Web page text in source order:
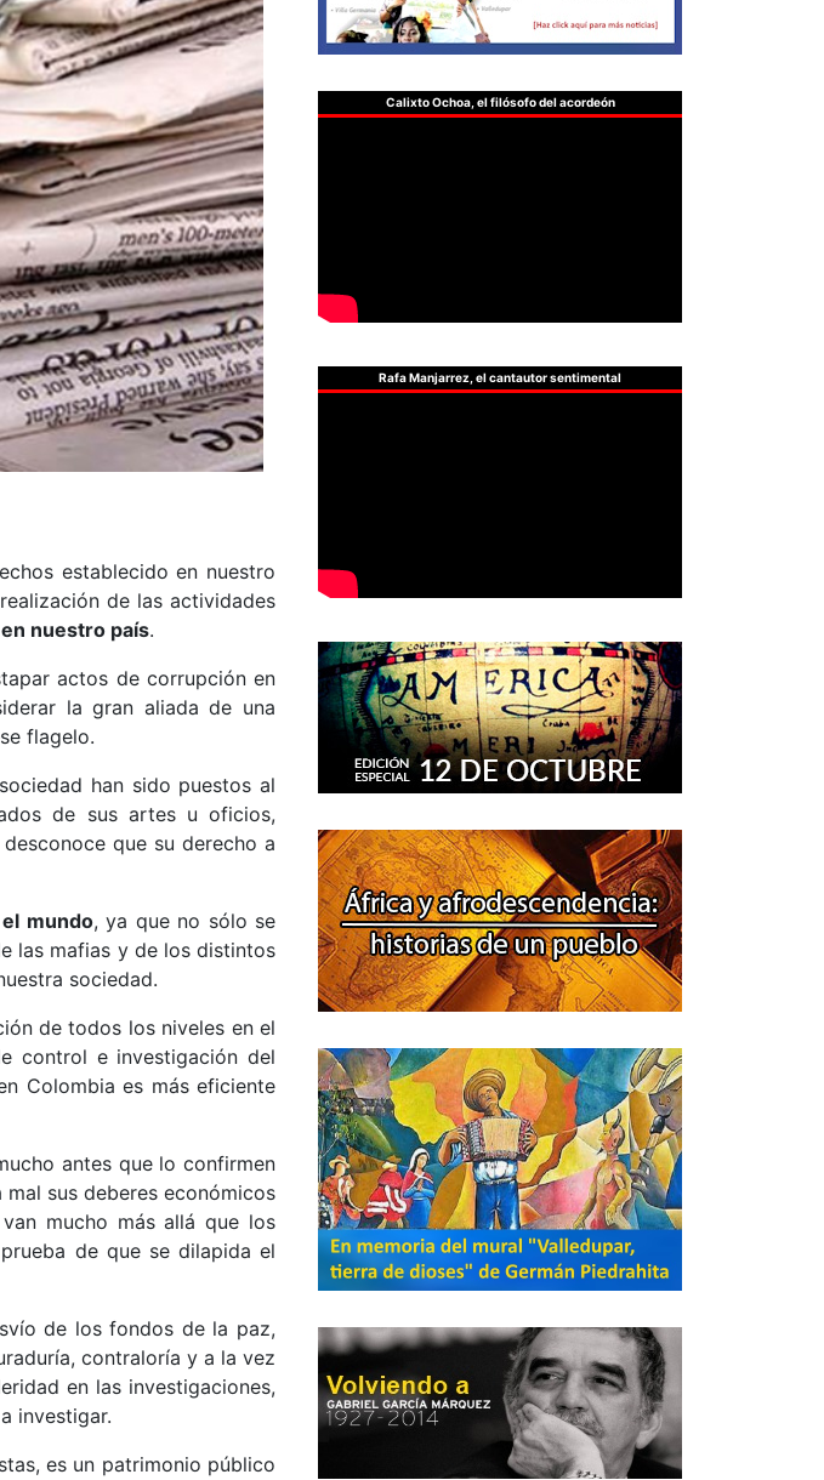
establecido en nuestro
de las actividades
nuestro país.
actos de corrupción en
la gran aliada de una
flagelo.
han sido puestos al
de sus artes u oficios,
que su derecho a
mundo, ya que no sólo se
las mafias y de los distintos
sociedad.
de todos los niveles en el
control e investigación del
Colombia es más eficiente
antes que lo confirmen
sus deberes económicos
mucho más allá que los
de que se dilapida el
de los fondos de la paz,
contraloría y a la vez
en las investigaciones,
investigar.
es un patrimonio público
Calixto Ochoa, el filósofo del acordeón
Rafa Manjarrez, el cantautor sentimental